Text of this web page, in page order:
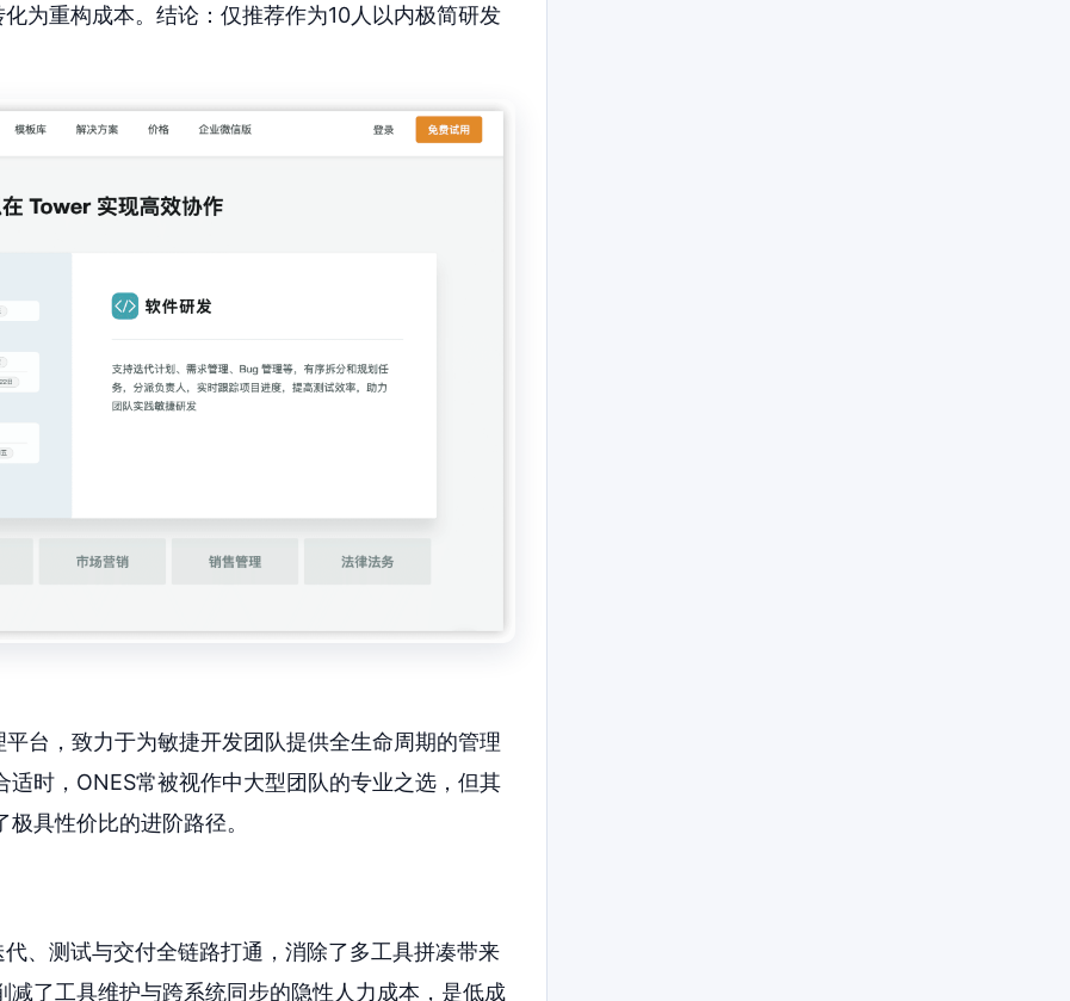
为重构成本。结论：仅推荐作为10人以内极简研发
台，致力于为敏捷开发团队提供全生命周期的管理
时，ONES常被视作中大型团队的专业之选，但其
具性价比的进阶路径。
、测试与交付全链路打通，消除了多工具拼凑带来
了工具维护与跨系统同步的隐性人力成本，是低成